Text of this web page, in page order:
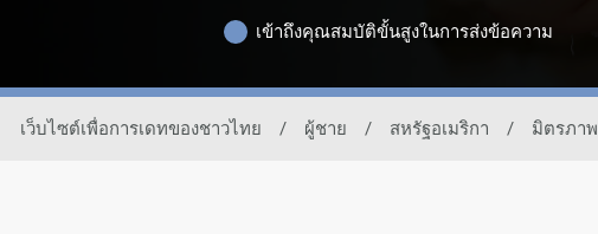
เข้าถึงคุณสมบัติขั้นสูงในการส่งข้อความ
เว็บไซต์เพื่อการเดทของชาวไทย / ผู้ชาย / สหรัฐอเมริกา / มิตรภาพ